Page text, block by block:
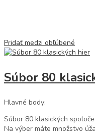
Pridať medzi obľúbené
Súbor 80
Hlavné body:
Súbor 80 klasických
Na výber máte množstvo